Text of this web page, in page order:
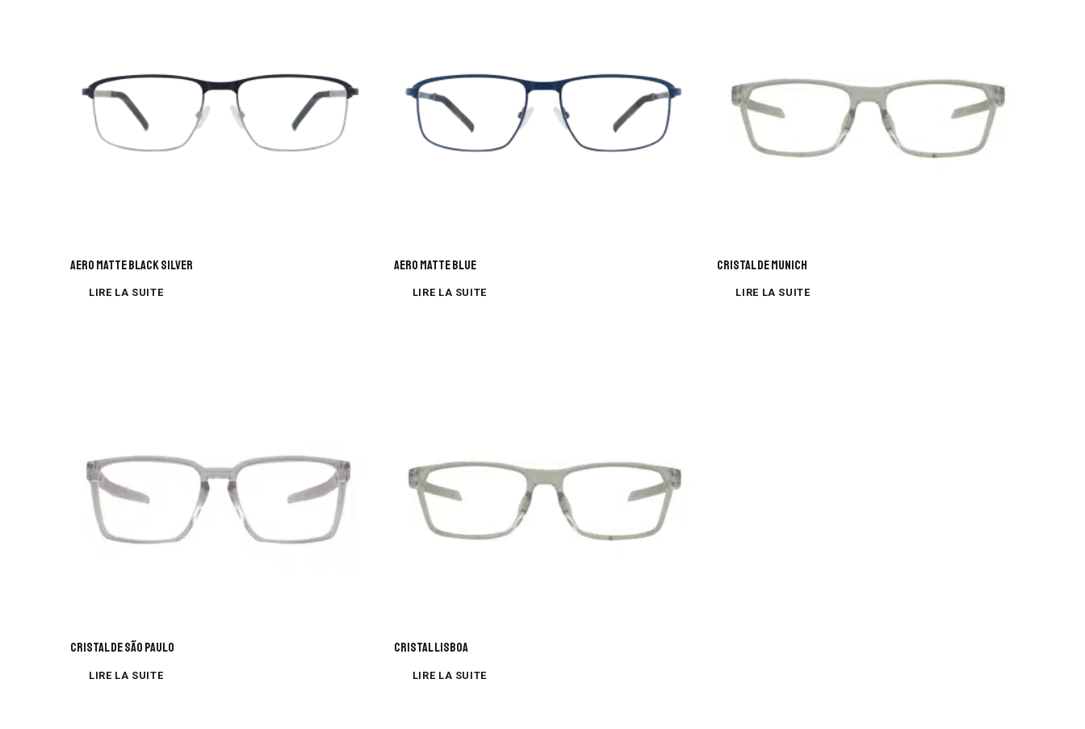
AERO MATTE BLACK SILVER
LIRE LA SUITE
AERO MATTE BLUE
LIRE LA SUITE
CRISTAL DE MUNICH
LIRE LA SUITE
CRISTAL DE SÃO PAULO
LIRE LA SUITE
Cristal Lisboa
LIRE LA SUITE